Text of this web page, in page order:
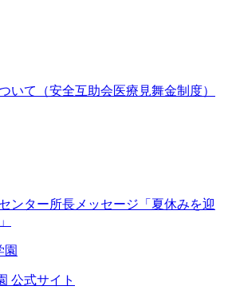
いて（安全互助会医療見舞金制度）
ンター所長メッセージ「夏休みを迎
公式サイト